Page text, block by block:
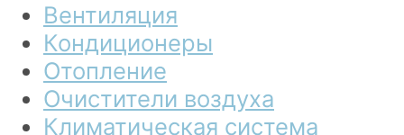
Вентиляция
Кондиционеры
Отопление
Очистители воздуха
Климатическая система